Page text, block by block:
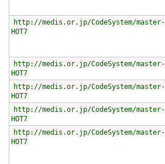
http://medis.or.jp/CodeSystem/master-
HOT7
http://medis.or.jp/CodeSystem/master-
HOT7
http://medis.or.jp/CodeSystem/master-
HOT7
http://medis.or.jp/CodeSystem/master-
HOT7
http://medis.or.jp/CodeSystem/master-
HOT7